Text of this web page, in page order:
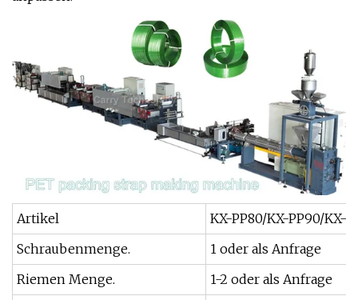
Artikel
KX-PP80/KX-PP90/KX-
Schraubenmenge.
1 oder als Anfrage
Riemen Menge.
1-2 oder als Anfrage